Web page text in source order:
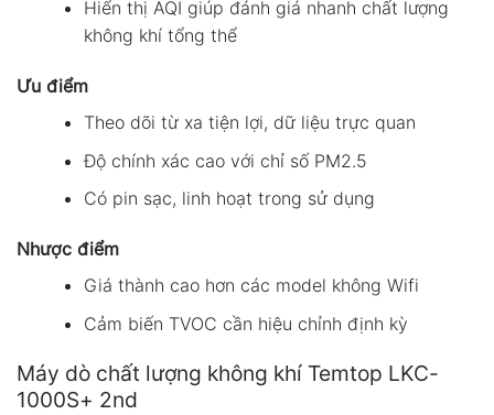
Hiển thị AQI giúp đánh giá nhanh chất lượng
không khí tổng thể
Ưu điểm
Theo dõi từ xa tiện lợi, dữ liệu trực quan
Độ chính xác cao với chỉ số PM2.5
Có pin sạc, linh hoạt trong sử dụng
Nhược điểm
Giá thành cao hơn các model không Wifi
Cảm biến TVOC cần hiệu chỉnh định kỳ
Máy dò chất lượng không khí Temtop LKC-
1000S+ 2nd